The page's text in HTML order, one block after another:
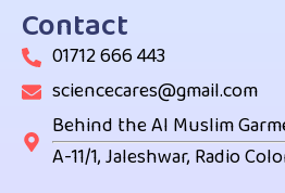
Contact
01712 666 443
sciencecares@gmail.com
Behind the Al Muslim
A-11/1, Jaleshwar, Radio